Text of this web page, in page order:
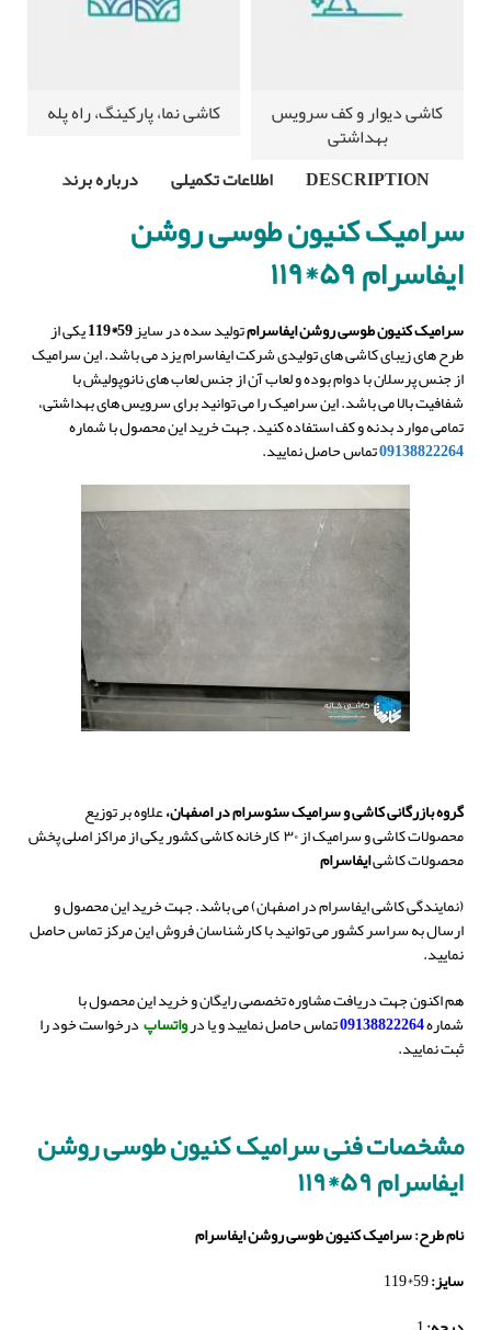
کاشی دیوار و کف سرویس
بهداشتی
کاشی نما، پارکینگ، راه پله
DESCRIPTION
اطلاعات تکمیلی درباره برند
سرامیک کنیون طوسی روشن
ایفاسرام ۵۹*۱۱۹
سرامیک کنیون طوسی روشن ایفاسرامتولید سده در سایز یکی از
طرح های زیبای کاشی های تولیدی شرکت ایفاسرام یزد می باشد. این سرامیک
از جنس پرسلان با دوام بوده و لعاب آن از جنس لعاب های نانوپولیش با
شفافیت بالا می باشد. این سرامیک را می توانید برای سرویس های بهداشتی،
تمامی موارد بدنه و کف استفاده کنید. جهت خرید این محصول با شماره
09138822264تماس حاصل نمایید.
گروه بازرگانی کاشی و سرامیک سئوسرام در اصفهان،علاوه بر توزیع
محصولات کاشی و سرامیک از ۳۰ کارخانه کاشی کشور یکی از مراکز اصلی پخش
محصولات کاشیایفاسرام
(نمایندگی کاشی ایفاسرام در اصفهان) می باشد. جهت خرید این محصول و
ارسال به سراسر کشور می توانید با کارشناسان فروش این مرکز تماس حاصل
نمایید.
هم اکنون جهت دریافت مشاوره تخصصی رایگان و خرید این محصول با
شماره09138822264تماس حاصل نمایید و یا درواتساپدرخواست خود را
ثبت نمایید.
مشخصات فنی سرامیک کنیون طوسیروشن
ایفاسرام ۵۹*۱۱۹
نام طرح:سرامیک کنیون طوسی روشن ایفاسرام
سایز: